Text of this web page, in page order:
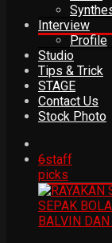
Interview
Profile
Studio
Tips & Trick
STAGE
Contact Us
Stock Photo
6staff
picks